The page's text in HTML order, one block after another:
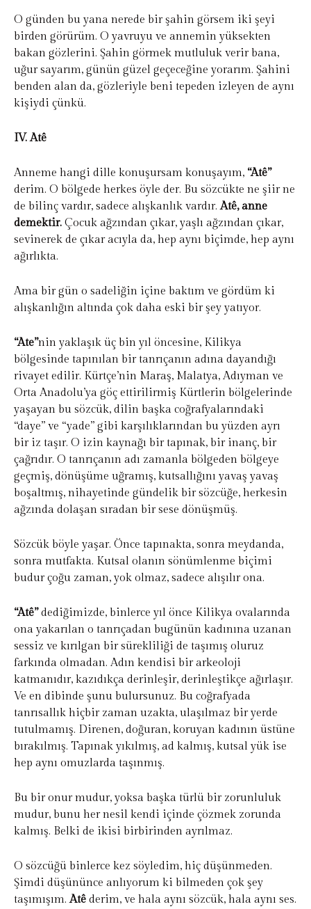
O günden bu yana nerede bir şahin görsem iki şeyi
birden görürüm. O yavruyu ve annemin yüksekten
bakan gözlerini. Şahin görmek mutluluk verir bana,
uğur sayarım, günün güzel geçeceğine yorarım. Şahini
benden alan da, gözleriyle beni tepeden izleyen de aynı
kişiydi çünkü.
IV. Atê
Anneme hangi dille konuşursam konuşayım, “Atê”
derim. O bölgede herkes öyle der. Bu sözcükte ne şiir ne
de bilinç vardır, sadece alışkanlık vardır.Atê, anne
demektir. Çocuk ağzından çıkar, yaşlı ağzından çıkar,
sevinerek de çıkar acıyla da, hep aynı biçimde, hep aynı
ağırlıkta.
Ama bir gün o sadeliğin içine baktım ve gördüm ki
alışkanlığın altında çok daha eski bir şey yatıyor.
“Ate”nin yaklaşık üç bin yıl öncesine, Kilikya
bölgesinde tapınılan bir tanrıçanın adına dayandığı
rivayet edilir. Kürtçe’nin Maraş, Malatya, Adıyman ve
Orta Anadolu’ya göç ettirilirmiş Kürtlerin bölgelerinde
yaşayan bu sözcük, dilin başka coğrafyalarındaki
“daye” ve “yade” gibi karşılıklarından bu yüzden ayrı
bir iz taşır. O izin kaynağı bir tapınak, bir inanç, bir
çağrıdır. O tanrıçanın adı zamanla bölgeden bölgeye
geçmiş, dönüşüme uğramış, kutsallığını yavaş yavaş
boşaltmış, nihayetinde gündelik bir sözcüğe, herkesin
ağzında dolaşan sıradan bir sese dönüşmüş.
Sözcük böyle yaşar. Önce tapınakta, sonra meydanda,
sonra mutfakta. Kutsal olanın sönümlenme biçimi
budur çoğu zaman, yok olmaz, sadece alışılır ona.
“Atê”dediğimizde, binlerce yıl önce Kilikya ovalarında
ona yakarılan o tanrıçadan bugünün kadınına uzanan
sessiz ve kırılgan bir sürekliliği de taşımış oluruz
farkında olmadan. Adın kendisi bir arkeoloji
katmanıdır, kazıdıkça derinleşir, derinleştikçe ağırlaşır.
Ve en dibinde şunu bulursunuz. Bu coğrafyada
tanrısallık hiçbir zaman uzakta, ulaşılmaz bir yerde
tutulmamış. Direnen, doğuran, koruyan kadının üstüne
bırakılmış. Tapınak yıkılmış, ad kalmış, kutsal yük ise
hep aynı omuzlarda taşınmış.
Bu bir onur mudur, yoksa başka türlü bir zorunluluk
mudur, bunu her nesil kendi içinde çözmek zorunda
kalmış. Belki de ikisi birbirinden ayrılmaz.
O sözcüğü binlerce kez söyledim, hiç düşünmeden.
Şimdi düşününce anlıyorum ki bilmeden çok şey
taşımışım.Atê derim, ve hala aynı sözcük, hala aynı ses.